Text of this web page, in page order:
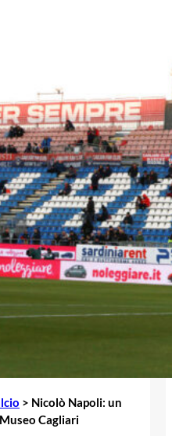
> Nicolò Napoli: un
Cagliari